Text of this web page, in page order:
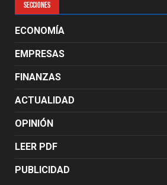
SECCIONES
ECONOMÍA
EMPRESAS
FINANZAS
ACTUALIDAD
OPINIÓN
LEER PDF
PUBLICIDAD